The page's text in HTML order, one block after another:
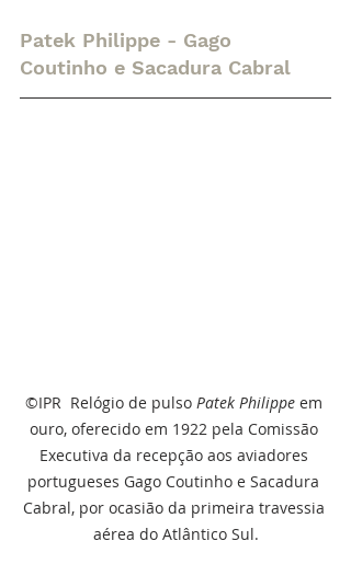
Patek Philippe - Gago
Coutinho e Sacadura Cabral
©IPR  Relógio de pulso Patek Philippe em
ouro, oferecido em 1922 pela Comissão
Executiva da recepção aos aviadores
portugueses Gago Coutinho e Sacadura
Cabral, por ocasião da primeira travessia
aérea do Atlântico Sul.